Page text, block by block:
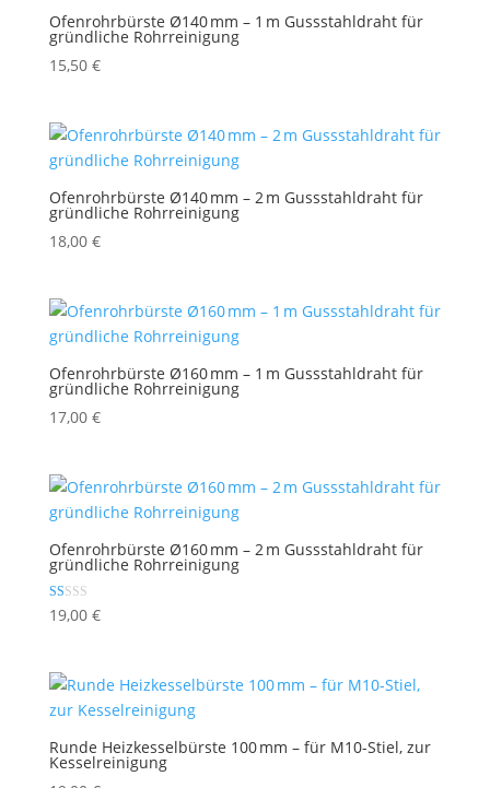
Ofenrohrbürste Ø140 mm – 1 m Gussstahldraht für
gründliche Rohrreinigung
15,50 €
Ofenrohrbürste Ø140 mm – 2 m Gussstahldraht für
gründliche Rohrreinigung
18,00 €
Ofenrohrbürste Ø160 mm – 1 m Gussstahldraht für
gründliche Rohrreinigung
17,00 €
Ofenrohrbürste Ø160 mm – 2 m Gussstahldraht für
gründliche Rohrreinigung
Bewertet
mit
19,00 €
Runde Heizkesselbürste 100 mm – für M10-Stiel, zur
Kesselreinigung